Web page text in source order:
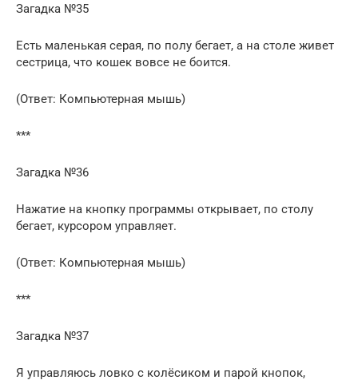
Загадка №35
Есть маленькая серая, по полу бегает, а на столе живет
сестрица, что кошек вовсе не боится.
(Ответ: Компьютерная мышь)
***
Загадка №36
Нажатие на кнопку программы открывает, по столу
бегает, курсором управляет.
(Ответ: Компьютерная мышь)
***
Загадка №37
Я управляюсь ловко с колёсиком и парой кнопок,